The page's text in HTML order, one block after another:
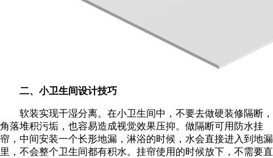
二、小卫生间设计技巧
软装实现干湿分离。在小卫生间中，不要去做硬装修隔断，
角落堆积污垢，也容易造成视觉效果压抑。做隔断可用防水挂
帘，中间安装一个长形地漏，淋浴的时候，水会直接进入到地漏
里，不会整个卫生间都有积水。挂帘使用的时候放下，不需要直